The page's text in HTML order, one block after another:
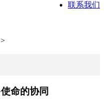
联系我们
>
命的协同